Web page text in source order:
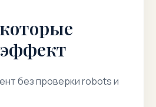
без проверки robots и